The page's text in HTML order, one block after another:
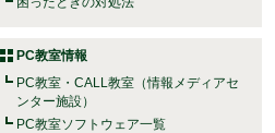
PC教室情報
PC教室・CALL教室（情報メディアセ
ンター施設）
PC教室ソフトウェア一覧